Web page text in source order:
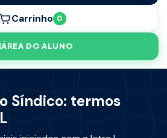
Carrinho 0
ÁREA DO ALUNO
Síndico: termos